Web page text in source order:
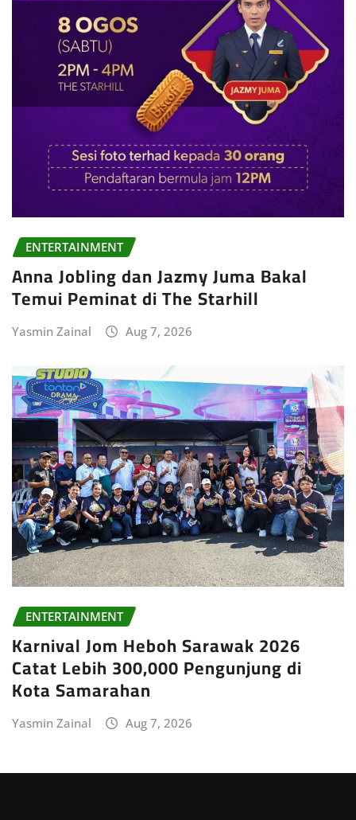
ENTERTAINMENT
Anna Jobling dan Jazmy Juma Bakal
Temui Peminat di The Starhill
Yasmin Zainal Aug 7, 2026
ENTERTAINMENT
Karnival Jom Heboh Sarawak 2026
Catat Lebih 300,000 Pengunjung di
Kota Samarahan
Yasmin Zainal Aug 7, 2026